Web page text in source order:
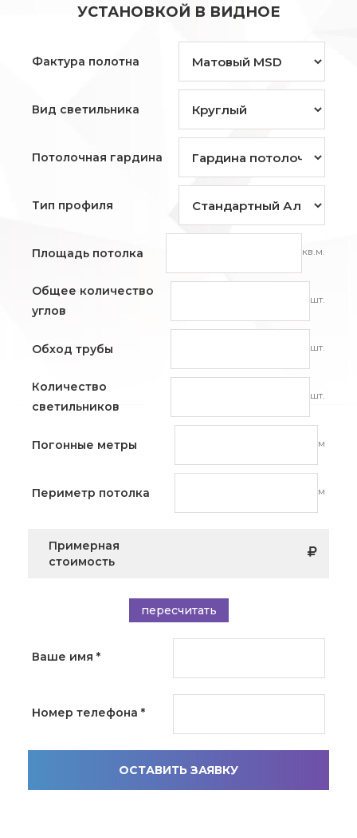
УСТАНОВКОЙ В ВИДНОЕ
Фактура полотна
Вид светильника
Потолочная гардина
Тип профиля
Площадь потолка кв.м.
Общее количество
углов
шт.
Обход трубы шт.
Количество
светильников
шт.
Погонные метры м
Периметр потолка м
Примерная
стоимость
пересчитать
Ваше имя *
Номер телефона *
ОСТАВИТЬ ЗАЯВКУ